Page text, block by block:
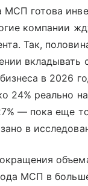
МСП готова
компании
Так,
вкладывать
в 2026
24% реально
— пока еще
в
МСП в